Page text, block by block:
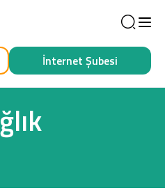
İnternet Şubesi